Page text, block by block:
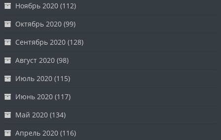
Ноябрь 2020 (112)
Октябрь 2020 (99)
Сентябрь 2020 (128)
Август 2020 (98)
Июль 2020 (115)
Июнь 2020 (117)
Май 2020 (134)
Апрель 2020 (116)